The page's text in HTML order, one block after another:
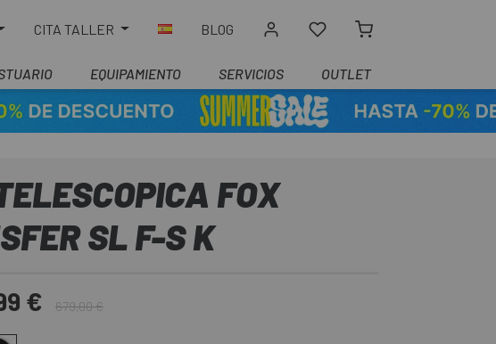
CITA TALLER BLOG
EQUIPAMIENTO SERVICIOS OUTLET
FOX
SL F-S K
€ 679,00 €